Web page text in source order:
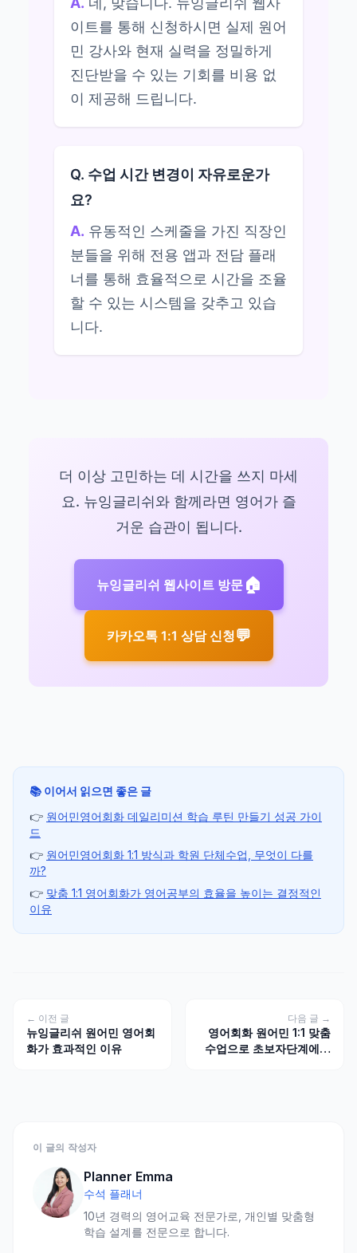
이트를 통해 신청하시면 실제 원어
민 강사와 현재 실력을 정밀하게
진단받을 수 있는 기회를 비용 없
이 제공해 드립니다.
Q. 수업 시간 변경이 자유로운가
요?
A. 유동적인 스케줄을 가진 직장인
분들을 위해 전용 앱과 전담 플래
너를 통해 효율적으로 시간을 조율
할 수 있는 시스템을 갖추고 있습
니다.
더 이상 고민하는 데 시간을 쓰지 마세
요. 뉴잉글리쉬와 함께라면 영어가 즐
거운 습관이 됩니다.
뉴잉글리쉬 웹사이트 방문🏠
카카오톡 1:1 상담 신청💬
📚 이어서 읽으면 좋은 글
👉 원어민영어회화 데일리미션 학습 루틴 만들기 성공 가이
드
👉 원어민영어회화 1:1 방식과 학원 단체수업, 무엇이 다를
까?
👉 맞춤 1:1 영어회화가 영어공부의 효율을 높이는 결정적인
이유
← 이전 글
뉴잉글리쉬 원어민 영어회
화가 효과적인 이유
다음 글 →
영어회화 원어민 1:1 맞춤
수업으로 초보자단계에서
이 글의 작성자
Planner Emma
수석 플래너
10년 경력의 영어교육 전문가로, 개인별 맞춤형
학습 설계를 전문으로 합니다.